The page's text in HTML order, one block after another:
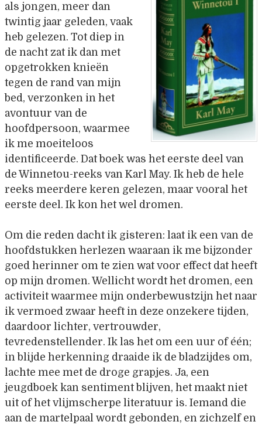
als jongen, meer dan
twintig jaar geleden, vaak
heb gelezen. Tot diep in
de nacht zat ik dan met
opgetrokken knieën
tegen de rand van mijn
bed, verzonken in het
avontuur van de
hoofdpersoon, waarmee
ik me moeiteloos
identificeerde. Dat boek was het eerste deel van
de Winnetou-reeks van Karl May. Ik heb de hele
reeks meerdere keren gelezen, maar vooral het
eerste deel. Ik kon het wel dromen.
Om die reden dacht ik gisteren: laat ik een van de
hoofdstukken herlezen waaraan ik me bijzonder
goed herinner om te zien wat voor effect dat heeft
op mijn dromen. Wellicht wordt het dromen, een
activiteit waarmee mijn onderbewustzijn het naar
ik vermoed zwaar heeft in deze onzekere tijden,
daardoor lichter, vertrouwder,
tevredenstellender. Ik las het om een uur of één;
in blijde herkenning draaide ik de bladzijdes om,
lachte mee met de droge grapjes. Ja, een
jeugdboek kan sentiment blijven, het maakt niet
uit of het vlijmscherpe literatuur is. Iemand die
aan de martelpaal wordt gebonden, en zichzelf en